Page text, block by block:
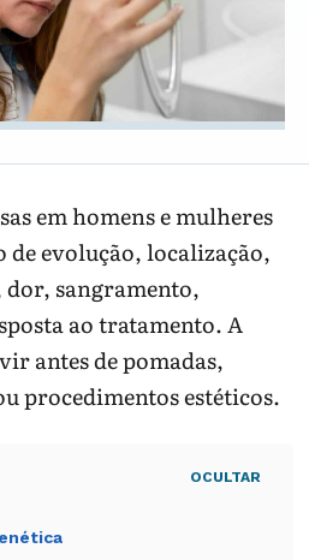
em homens e mulheres
de evolução, localização,
sangramento,
ao tratamento. A
antes de pomadas,
procedimentos estéticos.
OCULTAR